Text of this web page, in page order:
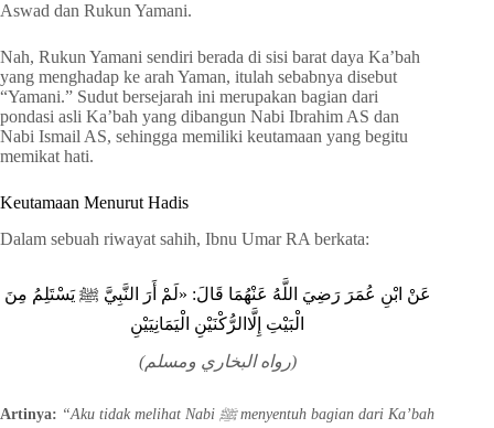
Aswad dan Rukun Yamani.
Nah, Rukun Yamani sendiri berada di sisi barat daya Ka’bah
yang menghadap ke arah Yaman, itulah sebabnya disebut
“Yamani.” Sudut bersejarah ini merupakan bagian dari
pondasi asli Ka’bah yang dibangun Nabi Ibrahim AS dan
Nabi Ismail AS, sehingga memiliki keutamaan yang begitu
memikat hati.
Keutamaan Menurut Hadis
Dalam sebuah riwayat sahih, Ibnu Umar RA berkata:
عَنْ ابْنِ عُمَرَ رَضِيَ اللَّهُ عَنْهُمَا قَالَ: «لَمْ أَرَ النَّبِيَّ ﷺ يَسْتَلِمُ مِنَ
الْبَيْتِ إِلَّاالرُّكْنَيْنِ الْيَمَانِيَيْنِ
(رواه البخاري ومسلم)
Artinya: “Aku tidak melihat Nabi ﷺ menyentuh bagian dari Ka’bah